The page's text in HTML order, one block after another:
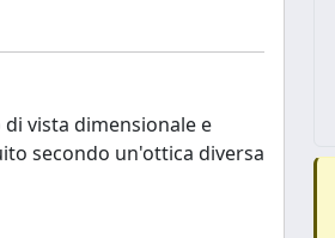
vista dimensionale e
secondo un'ottica diversa